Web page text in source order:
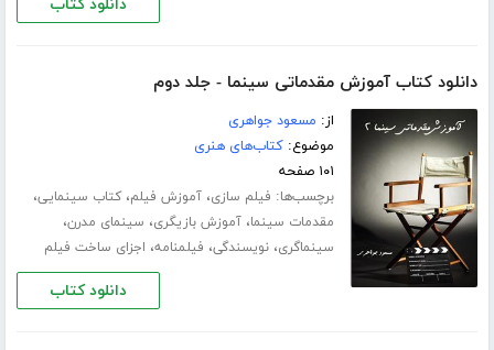
دانلود کتاب
دانلود کتاب آموزش مقدماتی سینما - جلد دوم
از: مسعود جواهری
موضوع:کتاب‌های هنری
۱۰۱ صفحه
برچسب‌ها: فیلم سازی،آموزش فیلم،کتاب سینمایی،
مقدمات سینما،آموزش بازیگری، سینمای مدرن،
سینماگری،نویسندگی، فیلمنامه، اجزای ساخت فیلم
دانلود کتاب